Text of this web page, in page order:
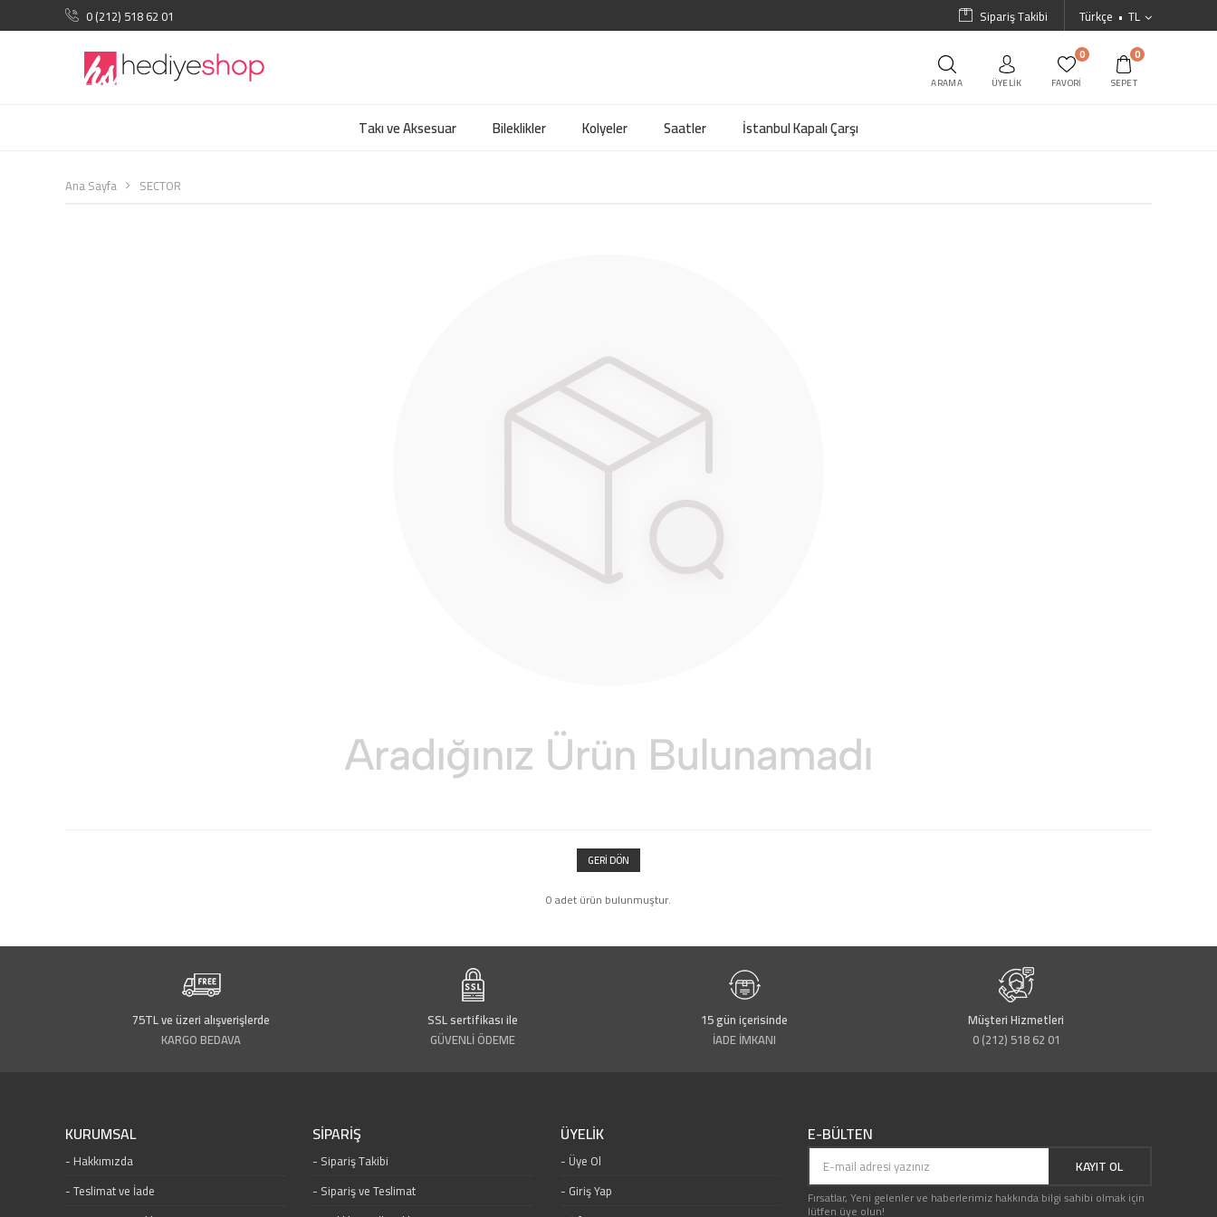
0 (212) 518 62 01 Türkçe TL
Sipariş Takibi
ARAMA ÜYELIK
0
FAVORI
0
SEPET
Takı ve Aksesuar Bileklikler Kolyeler Saatler İstanbul Kapalı Çarşı
Ana Sayfa SECTOR
GERI DÖN
0 adet ürün bulunmuştur.
75TL ve üzeri alışverişlerde
KARGO BEDAVA
SSL sertifikası ile
GÜVENLİ ÖDEME
15 gün içerisinde
İADE İMKANI
Müşteri Hizmetleri
0 (212) 518 62 01
KURUMSAL
Hakkımızda
Teslimat ve İade
SİPARİŞ
Sipariş Takibi
Sipariş ve Teslimat
ÜYELİK
Üye Ol
Giriş Yap
E-BÜLTEN
KAYIT OL
Fırsatlar, Yeni gelenler ve haberlerimiz hakkında bilgi sahibi olmak için
lütfen üye olun!